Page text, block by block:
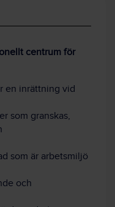
centrum för
en inrättning vid
som granskas,
som är arbetsmiljö
och